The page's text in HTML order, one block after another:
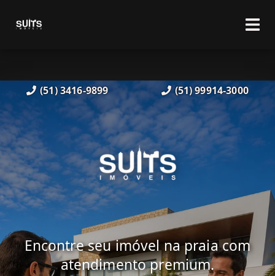
(51) 3416-9899 (51) 99914-3000
Encontre seu imóvel na praia com
atendimento premium.